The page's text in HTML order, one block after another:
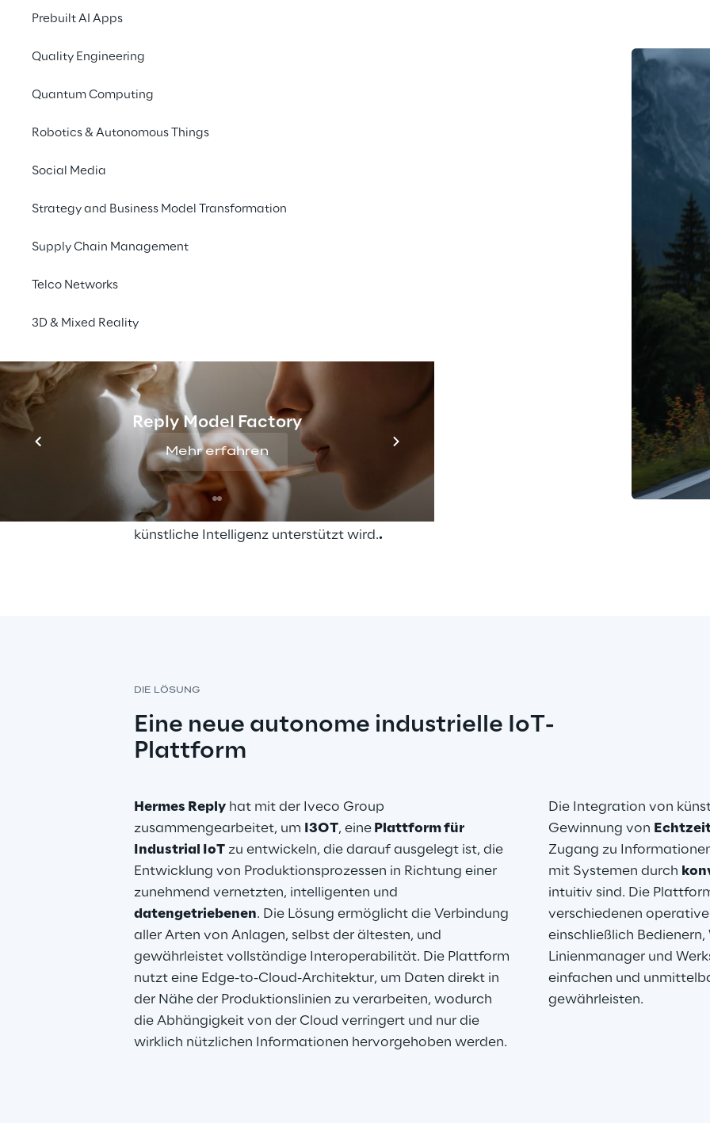
Prebuilt AI Apps
Quality Engineering
Quantum Computing
Robotics & Autonomous Things
Social Media
Strategy and Business Model Transformation
Supply Chain Management
Telco Networks
3D & Mixed Reality
Reply Model Factory
Mehr erfahren
Prebuilt AI
Mehr erfahren
Daten verbessern
Automobilsektor, war schon immer ein
Produktionsmodell neu zu überdenken, die
Innovationen zu beschleunigen. Das
generierten Daten zu nutzen und sie in
Informationen für kontinuierliche
Verbesserungen umzuwandeln. Um diese
Herausforderung zu meistern, hat die Gruppe
einen Transformationsprozess initiiert, der
darauf abzielt, eine Infrastruktur aufzubauen,
die heterogene Systeme verbindet, Daten
zentralisiert und eine zunehmend intelligente,
autonome Produktion ermöglicht, die durch
künstliche Intelligenz unterstützt wird..
DIE LÖSUNG
Eine neue autonome industrielle IoT-
Plattform
Hermes Reply hat mit der Iveco Group
zusammengearbeitet, um
I3OT, eine Plattform für
Industrial IoT zu entwickeln, die darauf ausgelegt ist, die
Entwicklung von Produktionsprozessen in Richtung einer
zunehmend vernetzten, intelligenten und
datengetriebenen. Die Lösung ermöglicht die Verbindung
aller Arten von Anlagen, selbst der ältesten, und
gewährleistet vollständige Interoperabilität. Die Plattform
nutzt eine Edge-to-Cloud-Architektur, um Daten direkt in
der Nähe der Produktionslinien zu verarbeiten, wodurch
die Abhängigkeit von der Cloud verringert und nur die
wirklich nützlichen Informationen hervorgehoben werden.
Die Integration von
Gewinnung von
Zugang zu
mit Systemen durch
intuitiv sind. Die
verschiedenen
einschließlich
Linienmanager und
einfachen und
gewährleisten.